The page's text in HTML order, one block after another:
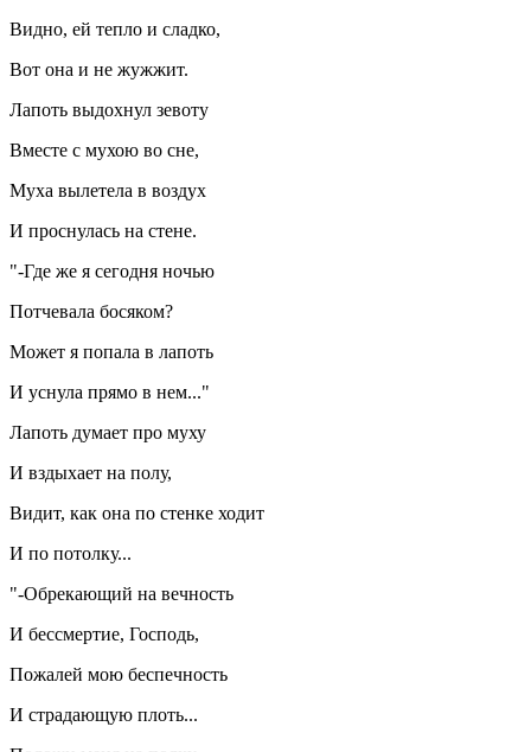
Видно, ей тепло и сладко,
Вот она и не жужжит.
Лапоть выдохнул зевоту
Вместе с мухою во сне,
Муха вылетела в воздух
И проснулась на стене.
"-Где же я сегодня ночью
Потчевала босяком?
Может я попала в лапоть
И уснула прямо в нем..."
Лапоть думает про муху
И вздыхает на полу,
Видит, как она по стенке ходит
И по потолку...
"-Обрекающий на вечность
И бессмертие, Господь,
Пожалей мою беспечность
И страдающую плоть...